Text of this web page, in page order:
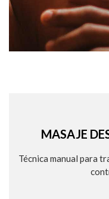
MASAJE
Técnica manual para